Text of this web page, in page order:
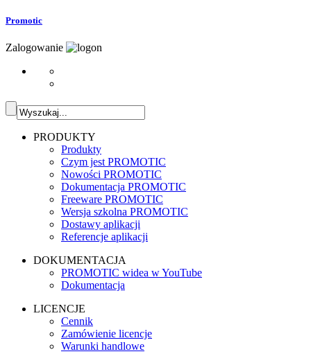
Promotic
Zalogowanie
PRODUKTY
Produkty
Czym jest PROMOTIC
Nowości PROMOTIC
Dokumentacja PROMOTIC
Freeware PROMOTIC
Wersja szkolna PROMOTIC
Dostawy aplikacji
Referencje aplikacji
DOKUMENTACJA
PROMOTIC widea w YouTube
Dokumentacja
LICENCJE
Cennik
Zamówienie licencje
Warunki handlowe